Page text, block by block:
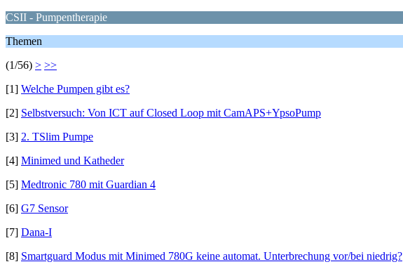
CSII - Pumpentherapie
Themen
(1/56) > >>
[1] Welche Pumpen gibt es?
[2] Selbstversuch: Von ICT auf Closed Loop mit CamAPS+YpsoPump
[3] 2. TSlim Pumpe
[4] Minimed und Katheder
[5] Medtronic 780 mit Guardian 4
[6] G7 Sensor
[7] Dana-I
[8] Smartguard Modus mit Minimed 780G keine automat. Unterbrechung vor/bei niedrig?